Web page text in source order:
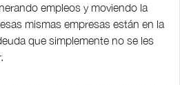
empleos y moviendo la
mismas empresas están en la
que simplemente no se les